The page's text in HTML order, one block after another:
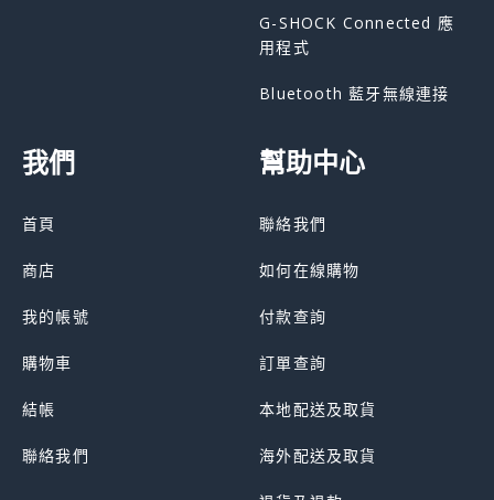
G-SHOCK Connected 應
用程式
Bluetooth 藍牙無線連接
我們
首頁
商店
我的帳號
購物車
結帳
聯絡我們
幫助中心
聯絡我們
如何在線購物
付款查詢
訂單查詢
本地配送及取貨
海外配送及取貨